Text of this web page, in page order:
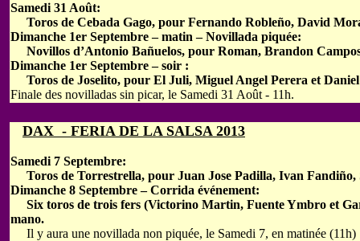
Samedi 31 Août:
Toros de Cebada Gago, pour Fernando Robleño, David
Dimanche 1er Septembre – matin – Novillada piquée:
Novillos d’Antonio Bañuelos, pour Roman, Brandon
Dimanche 1er Septembre – soir :
Toros de Joselito, pour El Juli, Miguel Angel Perera et
Finale des novilladas sin picar, le Samedi 31 Août - 11h.
DAX - FERIA DE LA SALSA 2013
Samedi 7 Septembre:
Toros de Torrestrella, pour Juan Jose Padilla, Ivan Fandiño,
Dimanche 8 Septembre – Corrida événement:
Six toros de trois fers (Victorino Martin, Fuente Ymbro et
mano.
Il y aura une novillada non piquée, le Samedi 7, en matinée (11h)